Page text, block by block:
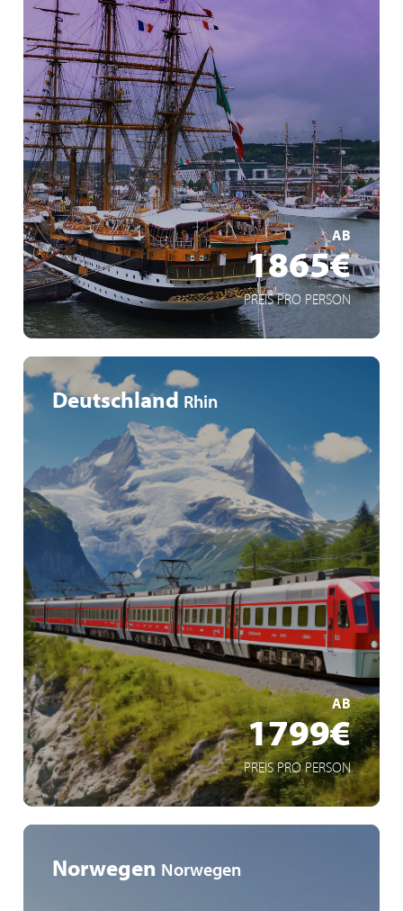
AB
1865€
PREIS PRO PERSON
Plus important rassemblement de grands voiliers au
monde
Panoramas exceptionnels de la Seine
Découverte de la Seine
MEHR ERFAHREN
Deutschland Rhin
AB
1799€
PREIS PRO PERSON
Voyage à bord du “ Glacier Express ”
L’île Mainau, véritable paradis des fleurs et des plantes
Croisière époustouflante au cœur de la Suisse
MEHR ERFAHREN
Norwegen Norwegen